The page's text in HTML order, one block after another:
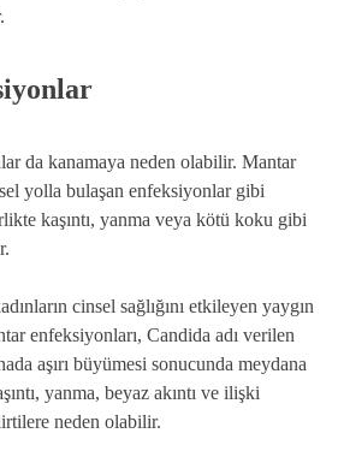
da kanamaya neden olabilir. Mantar
yolla bulaşan enfeksiyonlar gibi
kaşıntı, yanma veya kötü koku gibi
cinsel sağlığını etkileyen yaygın
enfeksiyonları, Candida adı verilen
aşırı büyümesi sonucunda meydana
yanma, beyaz akıntı ve ilişki
neden olabilir.